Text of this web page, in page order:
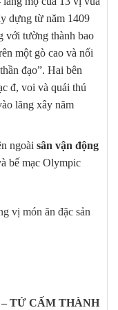
dựng từ năm 1409
với tường thành bao
một gò cao và nối
đạo”. Hai bên
đ, voi và quái thú
lăng xây năm
ngoài sân vận động
bế mạc Olympic
vị món ăn đặc sản
– TỬ CẤM THÀNH